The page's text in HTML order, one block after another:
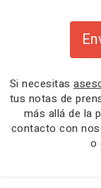
Si necesitas
tus notas de
más allá de la
contacto con
o